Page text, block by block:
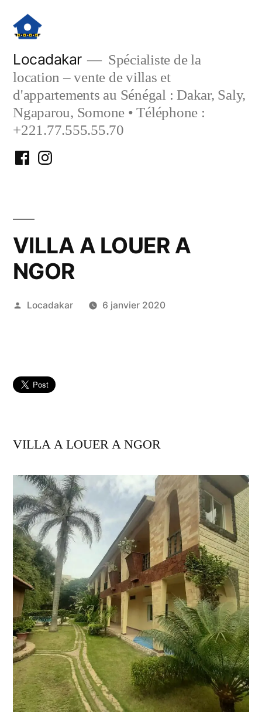
contenu
Locadakar
Spécialiste de la
location – vente de villas et
d'appartements au Sénégal : Dakar, Saly,
Ngaparou, Somone • Téléphone :
+221.77.555.55.70
FacebookInstagram
VILLA A LOUER A
NGOR
Publié
Locadakar 6 janvier 2020
VILLA A LOUER A NGOR